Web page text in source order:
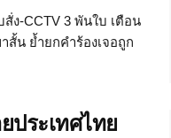
ง-CCTV 3 พันใบ เตือน
น ย้ำยกคำร้องเจอถูก
ประเทศไทย